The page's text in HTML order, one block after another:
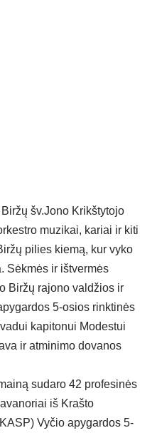
šv.Jono Krikštytojo
muzikai, kariai ir kiti
pilies kiemą, kur vyko
Sėkmės ir ištvermės
Biržų rajono valdžios ir
5-osios rinktinės
kapitonui Modestui
ir atminimo dovanos
sudaro 42 profesinės
iš Krašto
Vyčio apygardos 5-